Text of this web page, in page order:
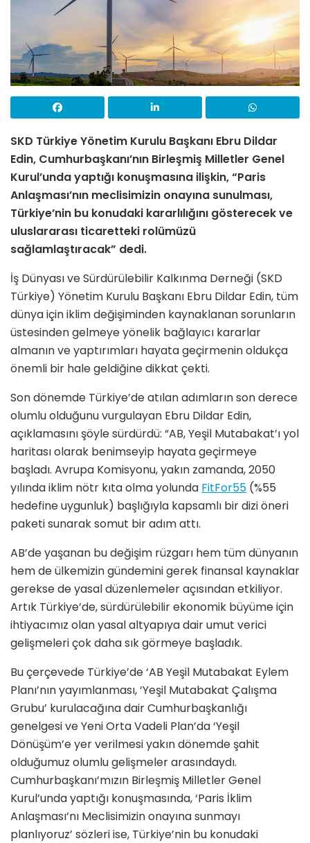
SKD Türkiye Yönetim Kurulu Başkanı Ebru Dildar
Edin, Cumhurbaşkanı’nın Birleşmiş Milletler Genel
Kurul’unda yaptığı konuşmasına ilişkin, “Paris
Anlaşması’nın meclisimizin onayına sunulması,
Türkiye’nin bu konudaki kararlılığını gösterecek ve
uluslararası ticaretteki rolümüzü
sağlamlaştıracak” dedi.
İş Dünyası ve Sürdürülebilir Kalkınma Derneği (SKD
Türkiye) Yönetim Kurulu Başkanı Ebru Dildar Edin, tüm
dünya için iklim değişiminden kaynaklanan sorunların
üstesinden gelmeye yönelik bağlayıcı kararlar
almanın ve yaptırımları hayata geçirmenin oldukça
önemli bir hale geldiğine dikkat çekti.
Son dönemde Türkiye’de atılan adımların son derece
olumlu olduğunu vurgulayan Ebru Dildar Edin,
açıklamasını şöyle sürdürdü: “AB, Yeşil Mutabakat’ı yol
haritası olarak benimseyip hayata geçirmeye
başladı. Avrupa Komisyonu, yakın zamanda, 2050
yılında iklim nötr kıta olma yolunda FitFor55 (%55
hedefine uygunluk) başlığıyla kapsamlı bir dizi öneri
paketi sunarak somut bir adım attı.
AB’de yaşanan bu değişim rüzgarı hem tüm dünyanın
hem de ülkemizin gündemini gerek finansal kaynaklar
gerekse de yasal düzenlemeler açısından etkiliyor.
Artık Türkiye’de, sürdürülebilir ekonomik büyüme için
ihtiyacımız olan yasal altyapıya dair umut verici
gelişmeleri çok daha sık görmeye başladık.
Bu çerçevede Türkiye’de ‘AB Yeşil Mutabakat Eylem
Planı’nın yayımlanması, ‘Yeşil Mutabakat Çalışma
Grubu’ kurulacağına dair Cumhurbaşkanlığı
genelgesi ve Yeni Orta Vadeli Plan’da ‘Yeşil
Dönüşüm’e yer verilmesi yakın dönemde şahit
olduğumuz olumlu gelişmeler arasındaydı.
Cumhurbaşkanı’mızın Birleşmiş Milletler Genel
Kurul’unda yaptığı konuşmasında, ‘Paris İklim
Anlaşması’nı Meclisimizin onayına sunmayı
planlıyoruz’ sözleri ise, Türkiye’nin bu konudaki